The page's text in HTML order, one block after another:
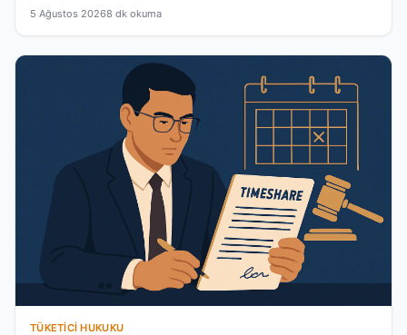
5 Ağustos 20268 dk okuma
TÜKETICI HUKUKU